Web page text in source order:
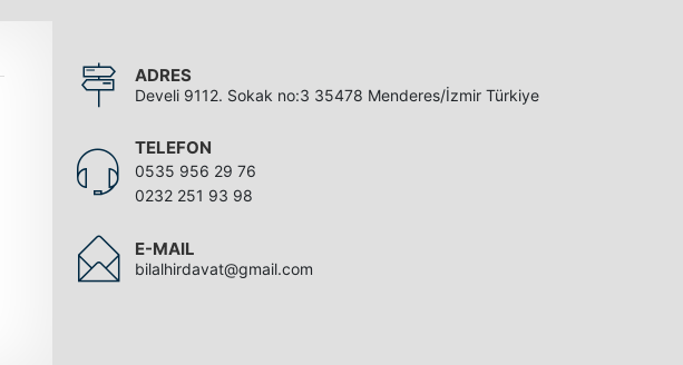
ADRES
Develi 9112. Sokak no:3 35478 Menderes/İzmir Türkiye
TELEFON
0535 956 29 76
0232 251 93 98
E-MAIL
bilalhirdavat@gmail.com